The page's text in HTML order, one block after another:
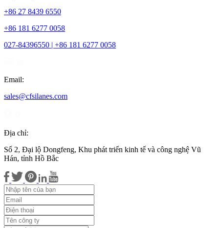
+86 27 8439 6550
+86 181 6277 0058
027-84396550 | +86 181 6277 0058
Email:
sales@cfsilanes.com
Địa chỉ:
Số 2, Đại lộ Dongfeng, Khu phát triển kinh tế và công nghệ Vũ
Hán, tỉnh Hồ Bắc